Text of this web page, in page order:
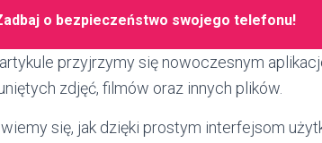
o bezpieczeństwo swojego telefonu!
przyjrzymy się nowoczesnym
zdjęć, filmów oraz innych plików.
się, jak dzięki prostym interfejsom